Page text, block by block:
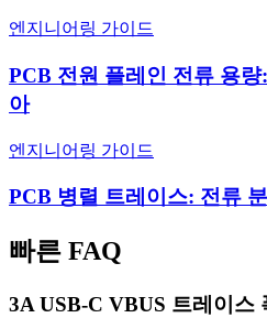
엔지니어링 가이드
PCB 전원 플레인 전류 용량
아
엔지니어링 가이드
PCB 병렬 트레이스: 전류
빠른 FAQ
3A USB-C VBUS 트레이스